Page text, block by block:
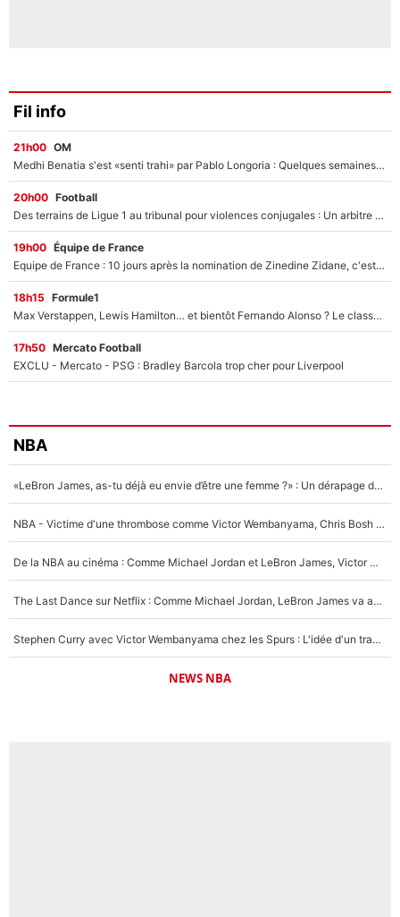
Fil info
21h00 OM
Medhi Benatia s'est «senti trahi» par Pablo Longoria : Quelques semaines après son départ, l'ancien directeur de football de l'OM règle ses comptes
20h00 Football
Des terrains de Ligue 1 au tribunal pour violences conjugales : Un arbitre français encourt une peine de 18 mois de prison !
19h00 Équipe de France
Equipe de France : 10 jours après la nomination de Zinedine Zidane, c'est au tour de son fils de prendre un nouveau départ !
18h15 Formule1
Max Verstappen, Lewis Hamilton… et bientôt Fernando Alonso ? Le classement des pilotes les mieux payés en Formule 1 risque de changer !
17h50 Mercato Football
EXCLU - Mercato - PSG : Bradley Barcola trop cher pour Liverpool
NBA
«LeBron James, as-tu déjà eu envie d’être une femme ?» : Un dérapage de Donald Trump sur la superstar de la NBA refait surface
NBA - Victime d'une thrombose comme Victor Wembanyama, Chris Bosh prévient le Français des risques sur sa santé : «J’ai failli mourir sur le coup et j’ai été ramené à la vie»
De la NBA au cinéma : Comme Michael Jordan et LeBron James, Victor Wembanyama rêve d'une carrière d'acteur !
The Last Dance sur Netflix : Comme Michael Jordan, LeBron James va avoir le droit à sa série !
Stephen Curry avec Victor Wembanyama chez les Spurs : L'idée d'un trade historique est lancée en NBA !
NEWS NBA